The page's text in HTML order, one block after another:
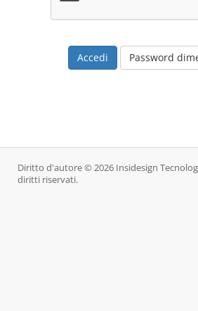
Password
Diritto d'autore © 2026 Insidesign
diritti riservati.